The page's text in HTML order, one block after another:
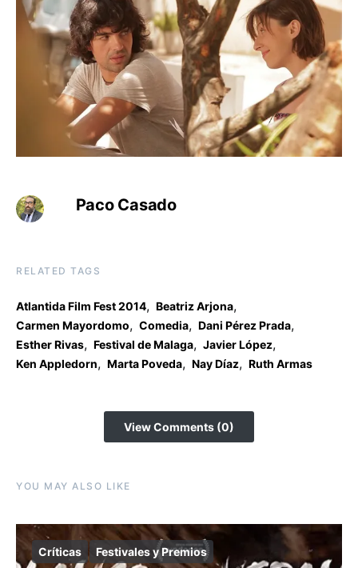
Paco Casado
RELATED TAGS
Atlantida Film Fest 2014, Beatriz Arjona,
Carmen Mayordomo, Comedia, Dani Pérez Prada,
Esther Rivas, Festival de Malaga, Javier López,
Ken Appledorn, Marta Poveda, Nay Díaz, Ruth Armas
View Comments (0)
YOU MAY ALSO LIKE
Críticas Festivales y Premios